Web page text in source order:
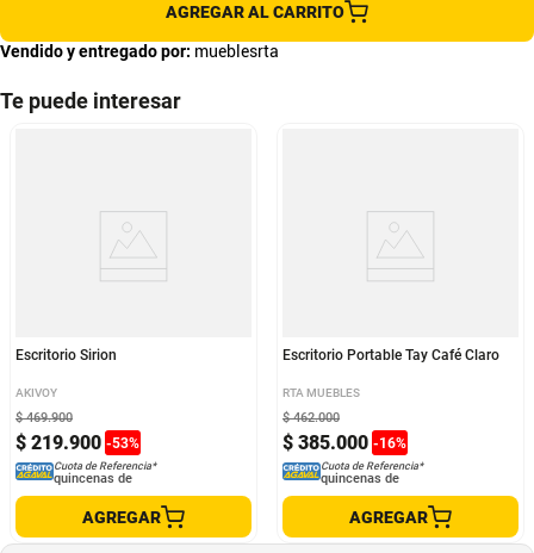
AGREGAR AL CARRITO
Vendido y entregado por: mueblesrta
Te puede interesar
Escritorio Sirion
AKIVOY
$ 219.900 -53%
$ 469.900
Cuota de Referencia*
quincenas de
AGREGAR
Escritorio Portable Tay Café Claro
RTA MUEBLES
$ 385.000 -16%
$ 462.000
Cuota de Referencia*
quincenas de
AGREGAR